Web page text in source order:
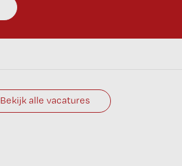
Bekijk alle vacatures